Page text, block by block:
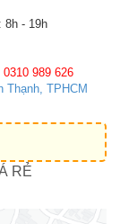
8h - 19h
989 626
Thạnh, TPHCM
RẺ